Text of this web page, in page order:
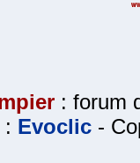
: forum
Evoclic -